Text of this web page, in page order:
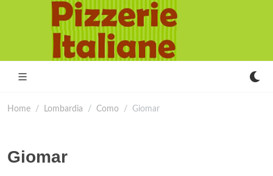
Home Lombardia Como Giomar
Giomar